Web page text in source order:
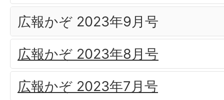
広報かぞ 2023年9月号
広報かぞ 2023年8月号
広報かぞ 2023年7月号